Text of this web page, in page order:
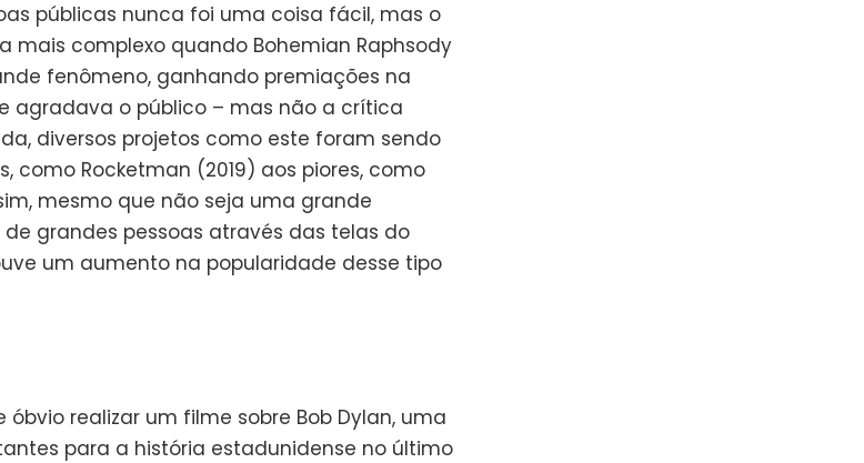
públicas nunca foi uma coisa fácil, mas o
mais complexo quando Bohemian Raphsody
fenômeno, ganhando premiações na
agradava o público – mas não a crítica
diversos projetos como este foram sendo
como Rocketman (2019) aos piores, como
mesmo que não seja uma grande
grandes pessoas através das telas do
um aumento na popularidade desse tipo
óbvio realizar um filme sobre Bob Dylan, uma
para a história estadunidense no último